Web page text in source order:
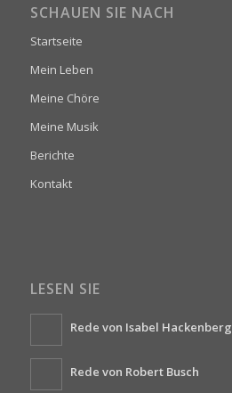
SCHAUEN SIE NACH
Startseite
Mein Leben
Meine Chöre
Meine Musik
Berichte
Kontakt
LESEN SIE
Rede von Isabel Hackenberg
Rede von Robert Busch